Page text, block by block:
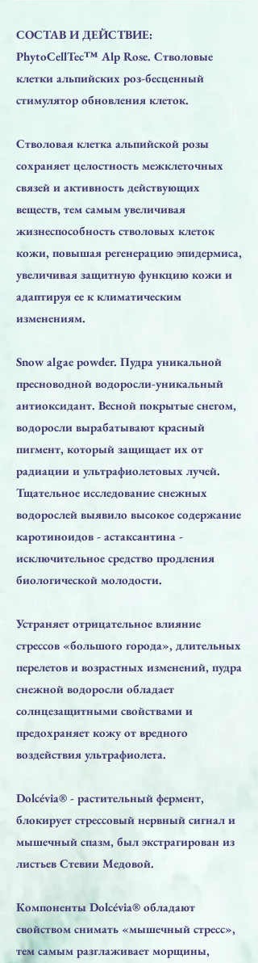
СОСТАВ И ДЕЙСТВИЕ:
PhytoCellTec™ Alp Rose. Стволовые
клетки альпийских роз-бесценный
стимулятор обновления клеток.
Стволовая клетка альпийской розы
сохраняет целостность межклеточных
связей и активность действующих
веществ, тем самым увеличивая
жизнеспособность стволовых клеток
кожи, повышая регенерацию эпидермиса,
увеличивая защитную функцию кожи и
адаптируя ее к климатическим
изменениям.
Snow algae powder. Пудра уникальной
пресноводной водоросли-уникальный
антиоксидант. Весной покрытые снегом,
водоросли вырабатывают красный
пигмент, который защищает их от
радиации и ультрафиолетовых лучей.
Тщательное исследование снежных
водорослей выявило высокое содержание
каротиноидов - астаксантина -
исключительное средство продления
биологической молодости.
Устраняет отрицательное влияние
стрессов «большого города», длительных
перелетов и возрастных изменений, пудра
снежной водоросли обладает
солнцезащитными свойствами и
предохраняет кожу от вредного
воздействия ультрафиолета.
Dolcévia® - растительный фермент,
блокирует стрессовый нервный сигнал и
мышечный спазм, был экстрагирован из
листьев Стевии Медовой.
Компоненты Dolcévia® обладают
свойством снимать «мышечный стресс»,
тем самым разглаживает морщины,